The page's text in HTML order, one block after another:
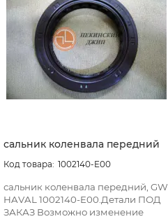
сальник коленвала передний
1002140-E00
сальник коленвала передний, GW
HAVAL 1002140-E00.Детали ПОД
ЗАКАЗ Возможно изменение